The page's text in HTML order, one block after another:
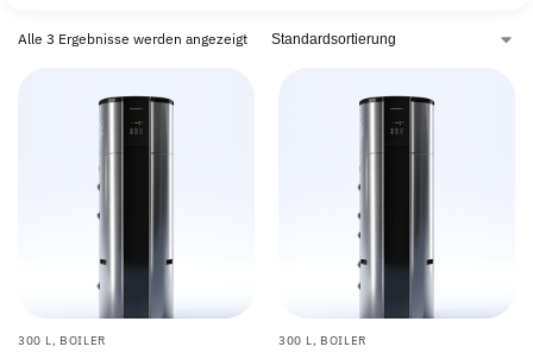
Alle 3 Ergebnisse werden angezeigt
300 L , BOILER 300 L , BOILER